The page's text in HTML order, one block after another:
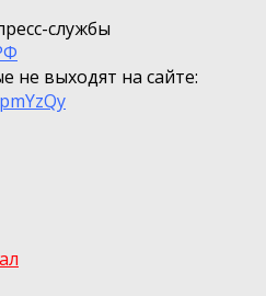
службы
не выходят на сайте: